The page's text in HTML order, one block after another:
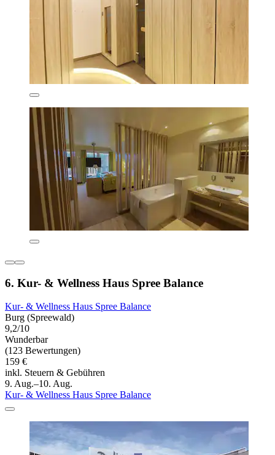
6. Kur- & Wellness Haus Spree Balance
Kur- & Wellness Haus Spree Balance
Burg (Spreewald)
9,2/10
Wunderbar
(123 Bewertungen)
159 €
inkl. Steuern & Gebühren
9. Aug.–10. Aug.
Kur- & Wellness Haus Spree Balance